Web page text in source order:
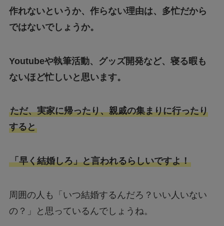
作れないというか、作らない理由は、多忙だから
ではないでしょうか。
Youtubeや執筆活動、グッズ開発など、寝る暇も
ないほど忙しいと思います。
ただ、実家に帰ったり、親戚の集まりに行ったり
すると
「早く結婚しろ」と言われるらしいですよ！
周囲の人も「いつ結婚するんだろ？いい人いない
の？」と思っているんでしょうね。